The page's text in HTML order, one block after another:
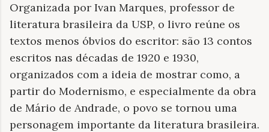
Organizada por Ivan Marques, professor de
literatura brasileira da USP, o livro reúne os
textos menos óbvios do escritor: são 13 contos
escritos nas décadas de 1920 e 1930,
organizados com a ideia de mostrar como, a
partir do Modernismo, e especialmente da obra
de Mário de Andrade, o povo se tornou uma
personagem importante da literatura brasileira.